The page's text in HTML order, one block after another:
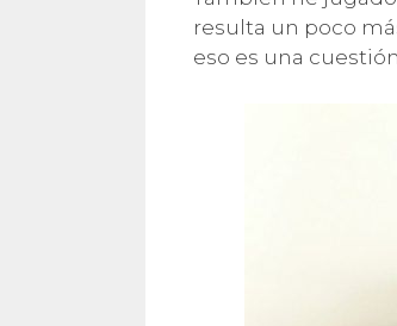
resulta un poco
eso es una